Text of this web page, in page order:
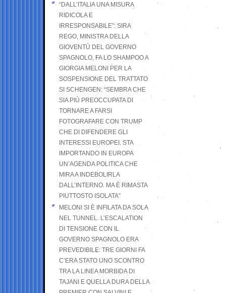
“DALL’ITALIA UNA MISURA
RIDICOLA E
IRRESPONSABILE”: SIRA
REGO, MINISTRA DELLA
GIOVENTÙ DEL GOVERNO
SPAGNOLO, FA LO SHAMPOO A
GIORGIA MELONI PER LA
SOSPENSIONE DEL TRATTATO
SI SCHENGEN: “SEMBRA CHE
SIA PIÙ PREOCCUPATA DI
TORNARE A FARSI
FOTOGRAFARE CON TRUMP
CHE DI DIFENDERE GLI
INTERESSI EUROPEI. STA
IMPORTANDO IN EUROPA
UN’AGENDA POLITICA CHE
MIRA A INDEBOLIRLA
DALL’INTERNO. MA È RIMASTA
PIUTTOSTO ISOLATA”
MELONI SI È INFILATA DA SOLA
NEL TUNNEL. L’ESCALATION
DI TENSIONE CON IL
GOVERNO SPAGNOLO ERA
PREVEDIBILE: TRE GIORNI FA
C’ERA STATO UNO SCONTRO
TRA LA LINEA MORBIDA DI
TAJANI E QUELLA DURA DELLA